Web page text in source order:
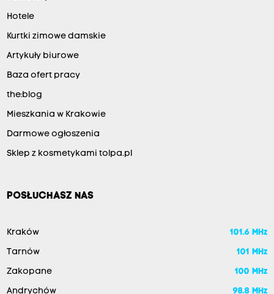
Hotele
Kurtki zimowe damskie
Artykuły biurowe
Baza ofert pracy
the:blog
Mieszkania w Krakowie
Darmowe ogłoszenia
Sklep z kosmetykami tolpa.pl
POSŁUCHASZ NAS
Kraków 101.6 MHz
Tarnów 101 MHz
Zakopane 100 MHz
Andrychów 98.8 MHz